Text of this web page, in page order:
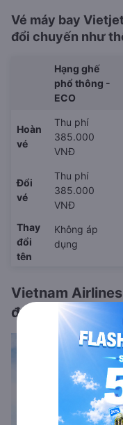
Vé máy bay
đổi chuyến như
Hạng ghế
phổ thông -
ECO
Hoàn
vé
Thu phí
385.000
VNĐ
Đổi
vé
Thu phí
385.000
VNĐ
Thay
đổi
tên
Không áp
dụng
Vietnam
đổi vé và quy